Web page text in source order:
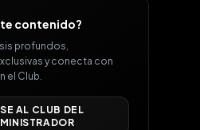
contenido?
profundos,
y conecta con
el Club.
AL CLUB DEL